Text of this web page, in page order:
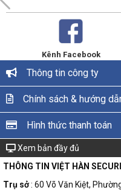
Kênh Facebook
Thông tin công ty
Chính sách & hướng
Hình thức thanh toán
Xem bản đầy đủ
THÔNG TIN VIỆT HÀN
Trụ sở: 60 Võ Văn Kiệt,